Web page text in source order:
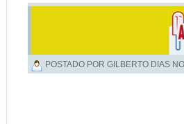
POSTADO POR GILBERTO DIAS